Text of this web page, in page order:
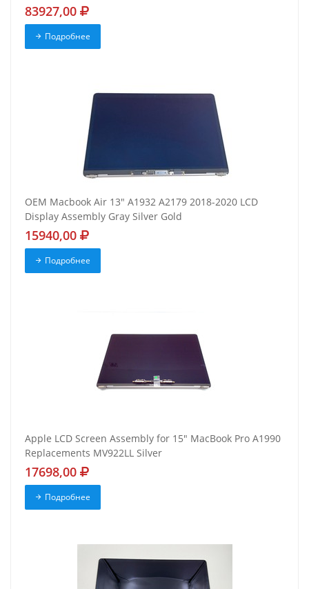
83927,00
Подробнее
OEM Macbook Air 13" A1932 A2179 2018-2020 LCD
Display Assembly Gray Silver Gold
15940,00
Подробнее
Apple LCD Screen Assembly for 15" MacBook Pro A1990
Replacements MV922LL Silver
17698,00
Подробнее